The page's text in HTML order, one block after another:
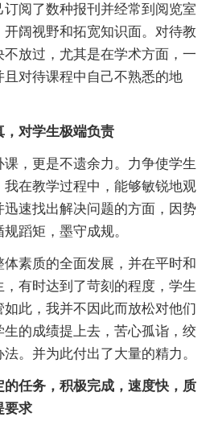
阅了数种报刊并经常到阅览室
阔视野和拓宽知识面。对待教
放过，尤其是在学术方面，一
对待课程中自己不熟悉的地
，对学生极端负责
，更是不遗余力。力争使学生
在教学过程中，能够敏锐地观
速找出解决问题的方面，因势
蹈矩，墨守成规。
体素质的全面发展，并在平时和
有时达到了苛刻的程度，学生
此，我并不因此而放松对他们
的成绩提上去，苦心孤诣，绞
。并为此付出了大量的精力。
的任务，积极完成，速度快，质
要求